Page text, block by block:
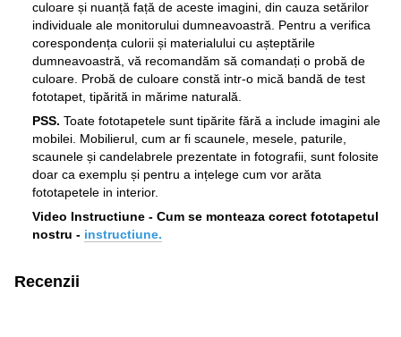
culoare și nuanță față de aceste imagini, din cauza setărilor
individuale ale monitorului dumneavoastră. Pentru a verifica
corespondența culorii și materialului cu așteptările
dumneavoastră, vă recomandăm să comandați o probă de
culoare. Probă de culoare constă intr-o mică bandă de test
fototapet, tipărită in mărime naturală.
PSS. Toate fototapetele sunt tipărite fără a include imagini ale
mobilei. Mobilierul, cum ar fi scaunele, mesele, paturile,
scaunele și candelabrele prezentate in fotografii, sunt folosite
doar ca exemplu și pentru a ințelege cum vor arăta
fototapetele in interior.
Video Instructiune - Cum se monteaza corect fototapetul
nostru - instructiune.
Recenzii